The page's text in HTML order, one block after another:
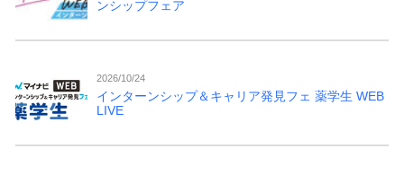
ンシップフェア
2026/10/24
インターンシップ＆キャリア発見フェ 薬学生 WEB
LIVE